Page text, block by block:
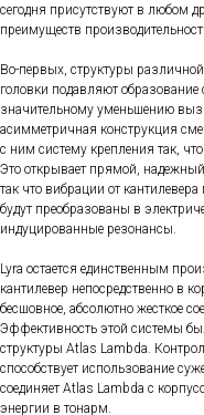
сегодня присутствуют в любом
преимуществ
Во-первых, структуры
головки подавляют
значительному уменьшению
асимметричная конструкция
с ним систему крепления так,
Это открывает прямой,
так что вибрации от
будут преобразованы в
индуцированные резонансы.
Lyra остается единственным
кантилевер непосредственно в
бесшовное, абсолютно жесткое
Эффективность этой системы
структуры Atlas Lambda.
способствует использование
соединяет Atlas Lambda с
энергии в тонарм.